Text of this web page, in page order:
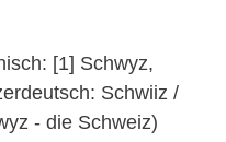
[1] Schwyz,
Schwiiz /
- die Schweiz)